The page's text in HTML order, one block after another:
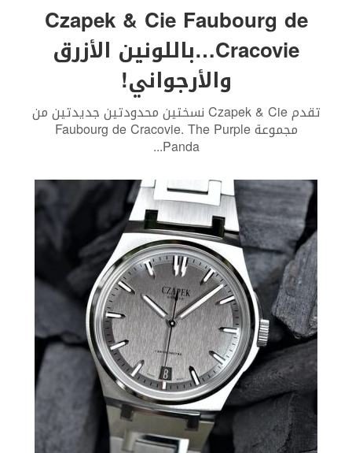
Czapek & Cie Faubourg de
Cracovie…باللونين الأزرق
والأرجواني!
تقدم Czapek & Cie نسختين محدودتين جديدتين من
مجموعة Faubourg de Cracovie. The Purple
Panda
...